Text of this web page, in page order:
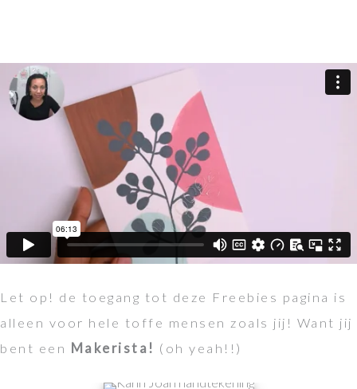
Let op! de toegang tot deze Freebies pagina is
alleen voor hele toffe mensen zoals jij! Want jij
bent een
Makerista! (oh yeah!!)